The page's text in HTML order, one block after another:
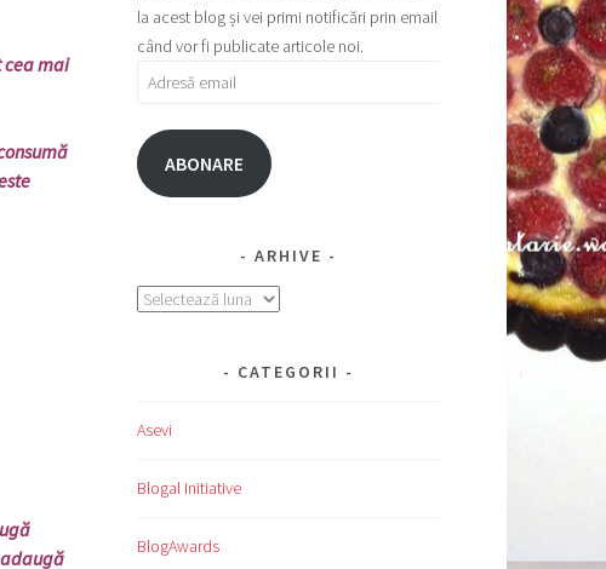
mai
la acest blog și vei primi notificări prin email
când vor fi publicate articole noi.
Adresă
ABONARE
ARHIVE
Arhive
CATEGORII
Asevi
Blogal Initiative
BlogAwards